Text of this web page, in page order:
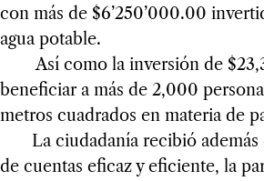
con más de $6’250’000.00
agua potable.
Así como la inversión de
beneficiar a más de 2,000
metros cuadrados en materia de
La ciudadanía recibió además
de cuentas eficaz y eficiente, la